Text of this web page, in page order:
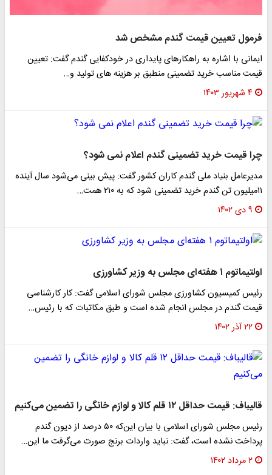
فرمول تعیین قیمت گندم مشخص شد
ایمانی با اشاره به راهکارهای پایداری در خودکفایی گندم گفت: تعیین
قیمت مناسب خرید تضمینی منطبق بر هزینه های تولید و…
۴ شهریور ۱۴۰۳
چرا قیمت خرید تضمینی گندم اعلام نمی شود؟
مدیرعامل بنیاد ملی گندم کاران کشور گفت: پیش بینی می‌شود سال آینده
۱۱میلیون تن گندم خرید تضمینی شود که به ۲۱۰ همت…
۹ دی ۱۴۰۲
اولتیماتوم ۱ هفته‌ای مجلس به وزیر کشاورزی
رئیس کمیسیون کشاورزی مجلس شورای اسلامی گفت: کار کارشناسی
قیمت گندم در مجلس انجام شده است و طبق مکاتبات که با رئیس…
۲۲ آذر ۱۴۰۲
قالیباف: قیمت حداقل ۱۲ قلم کالا و لوازم خانگی را تضمین می‌کنیم
رئیس مجلس شورای اسلامی با بیان این‌که ۵۰ درصد از دیون گندم
پرداخت نشده است، گفت: نباید واردات برنج صورت می‌گرفت ما این…
۲ مرداد ۱۴۰۲